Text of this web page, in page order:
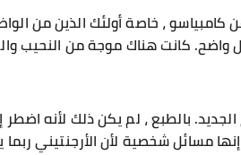
عن كامبياسو ، خاصة أولئك الذين من
واضح. كانت هناك موجة من النحيب
بالطبع ، لم يكن ذلك لأنه
مسائل شخصية لأن الأرجنتيني